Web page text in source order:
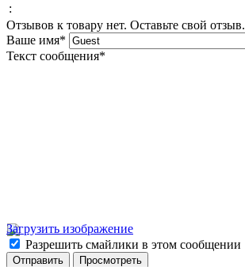
:
Отзывов к товару нет. Оставьте свой отзыв.
Ваше имя*
Текст сообщения*
Загрузить изображение
Разрешить смайлики в этом сообщении